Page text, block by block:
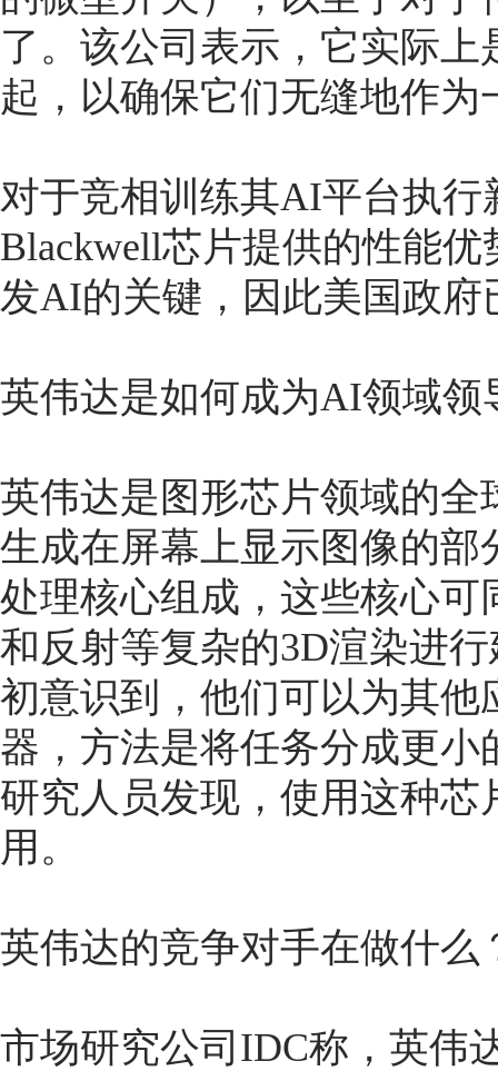
了。该公司表示，它实际
起，以确保它们无缝地作为
对于竞相训练其AI平台执行
Blackwell芯片提供的性能
发AI的关键，因此美国政
英伟达是如何成为AI领域领
英伟达是图形芯片领域的
生成在屏幕上显示图像的
处理核心组成，这些核心
和反射等复杂的3D渲染进
初意识到，他们可以为其
器，方法是将任务分成更
研究人员发现，使用这种
用。
英伟达的竞争对手在做什么
市场研究公司IDC称，英伟